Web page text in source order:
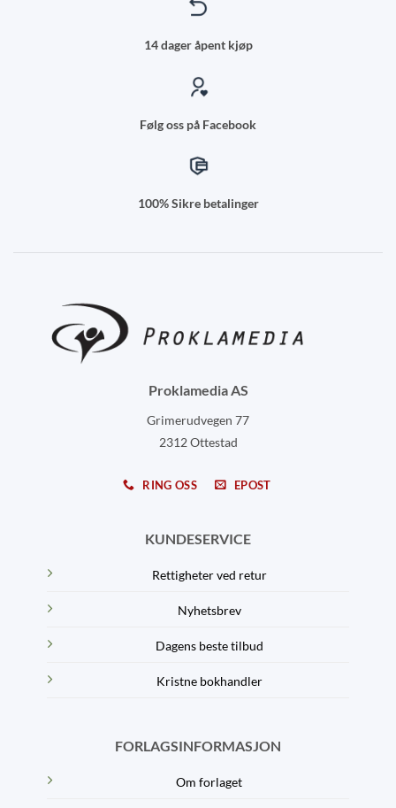
14 dager åpent kjøp
Følg oss på Facebook
100% Sikre betalinger
Proklamedia AS
Grimerudvegen 77
2312 Ottestad
RING OSS EPOST
KUNDESERVICE
Rettigheter ved retur
Nyhetsbrev
Dagens beste tilbud
Kristne bokhandler
FORLAGSINFORMASJON
Om forlaget